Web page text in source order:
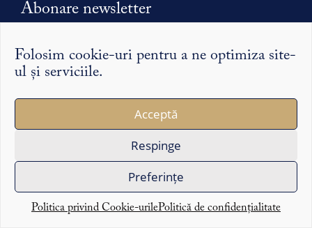
Folosim cookie-uri pentru a ne optimiza site-
ul și serviciile.
Acceptă
Respinge
Preferințe
Politica privind Cookie-urilePolitică de confidențialitate
Abonare newsletter
Donații
Contribuie
Arhivă
Parteneri